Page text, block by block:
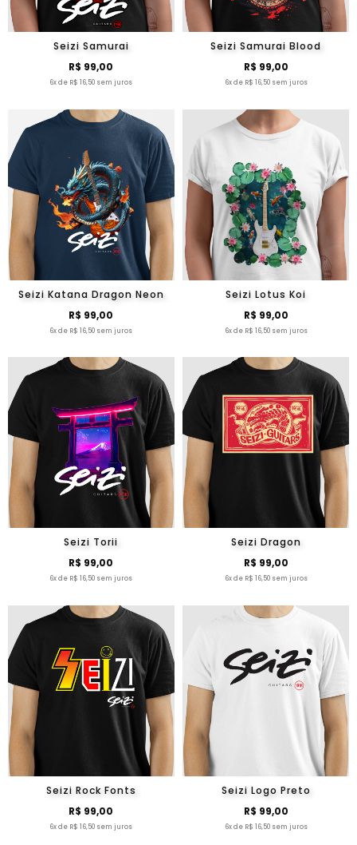
Seizi Samurai
R$ 99,00
6x de R$ 16,50 sem juros
Seizi Samurai Blood
R$ 99,00
6x de R$ 16,50 sem juros
Seizi Katana Dragon Neon
R$ 99,00
6x de R$ 16,50 sem juros
Seizi Lotus Koi
R$ 99,00
6x de R$ 16,50 sem juros
Seizi Torii
R$ 99,00
6x de R$ 16,50 sem juros
Seizi Dragon
R$ 99,00
6x de R$ 16,50 sem juros
Seizi Rock Fonts
R$ 99,00
6x de R$ 16,50 sem juros
Seizi Logo Preto
R$ 99,00
6x de R$ 16,50 sem juros